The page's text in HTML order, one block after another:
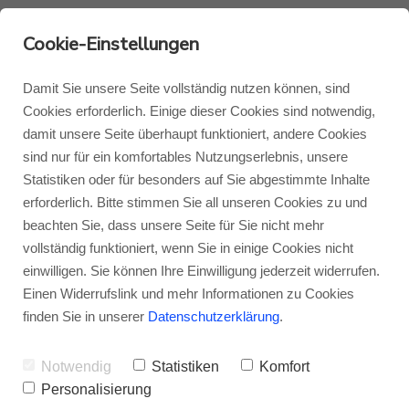
Monitor Audio
Monitor Audio Custom Install
Roksan
Blok
Blog Monitor Audio
Blog Roksan
Blog Blok
Fachhändlerübersicht
Roksan
Erfahrungsberichten und Foren eine prima
Orientierung, wenn es um Ihren neuen
Cookie-Einstellungen
Damit Sie unsere Seite vollständig nutzen können, sind
Cookies erforderlich. Einige dieser Cookies sind notwendig,
damit unsere Seite überhaupt funktioniert, andere Cookies
sind nur für ein komfortables Nutzungserlebnis, unsere
Statistiken oder für besonders auf Sie abgestimmte Inhalte
erforderlich. Bitte stimmen Sie all unseren Cookies zu und
beachten Sie, dass unsere Seite für Sie nicht mehr
vollständig funktioniert, wenn Sie in einige Cookies nicht
einwilligen. Sie können Ihre Einwilligung jederzeit widerrufen.
Einen Widerrufslink und mehr Informationen zu Cookies
finden Sie in unserer Datenschutzerklärung.
Notwendig Statistiken
Komfort
Personalisierung